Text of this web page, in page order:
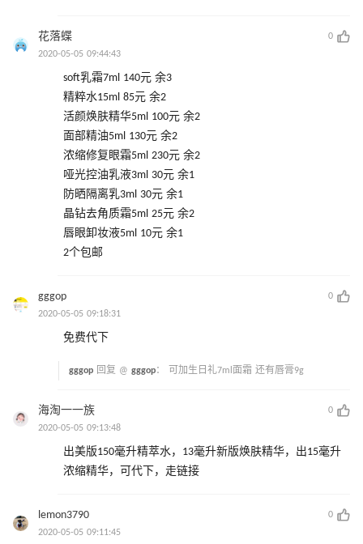
花落蝶
0
2020-05-05 09:44:43
soft乳霜7ml 140元 余3
精粹水15ml 85元 余2
活颜焕肤精华5ml 100元 余2
面部精油5ml 130元 余2
浓缩修复眼霜5ml 230元 余2
哑光控油乳液3ml 30元 余1
防晒隔离乳3ml 30元 余1
晶钻去角质霜5ml 25元 余2
唇眼卸妆液5ml 10元 余1
2个包邮
gggop
0
2020-05-05 09:18:31
免费代下
gggop 回复 @ gggop： 可加生日礼7ml面霜 还有唇膏9g
海淘一一族
0
2020-05-05 09:13:48
出美版150毫升精萃水，13毫升新版焕肤精华，出15毫升
浓缩精华，可代下，走链接
lemon3790
0
2020-05-05 09:11:45